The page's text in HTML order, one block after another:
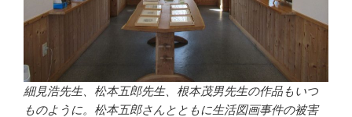
細見浩先生、松本五郎先生、根本茂男先生の作品もいつ
ものように。松本五郎さんとともに生活図画事件の被害